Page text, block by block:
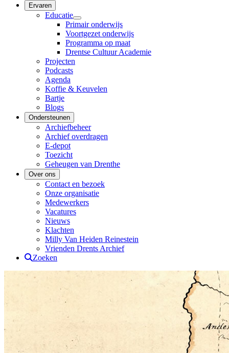
Ervaren
Educatie
Primair onderwijs
Voortgezet onderwijs
Programma op maat
Drentse Cultuur Academie
Projecten
Podcasts
Agenda
Koffie & Keuvelen
Bartje
Blogs
Ondersteunen
Archiefbeheer
Archief overdragen
E-depot
Toezicht
Geheugen van Drenthe
Over ons
Contact en bezoek
Onze organisatie
Medewerkers
Vacatures
Nieuws
Klachten
Milly Van Heiden Reinestein
Vrienden Drents Archief
Zoeken
Drents Archief